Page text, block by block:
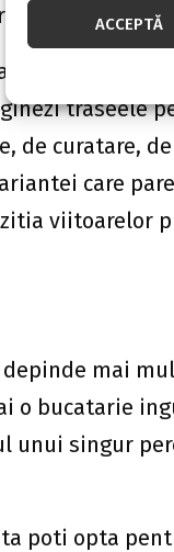
ACCEPTĂ
in functie
traseele
de curatare,
care
viitoarelor
mai
o bucatarie
unui singur
poti opta